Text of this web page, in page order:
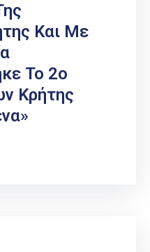
Και Με
Το 2ο
Κρήτης